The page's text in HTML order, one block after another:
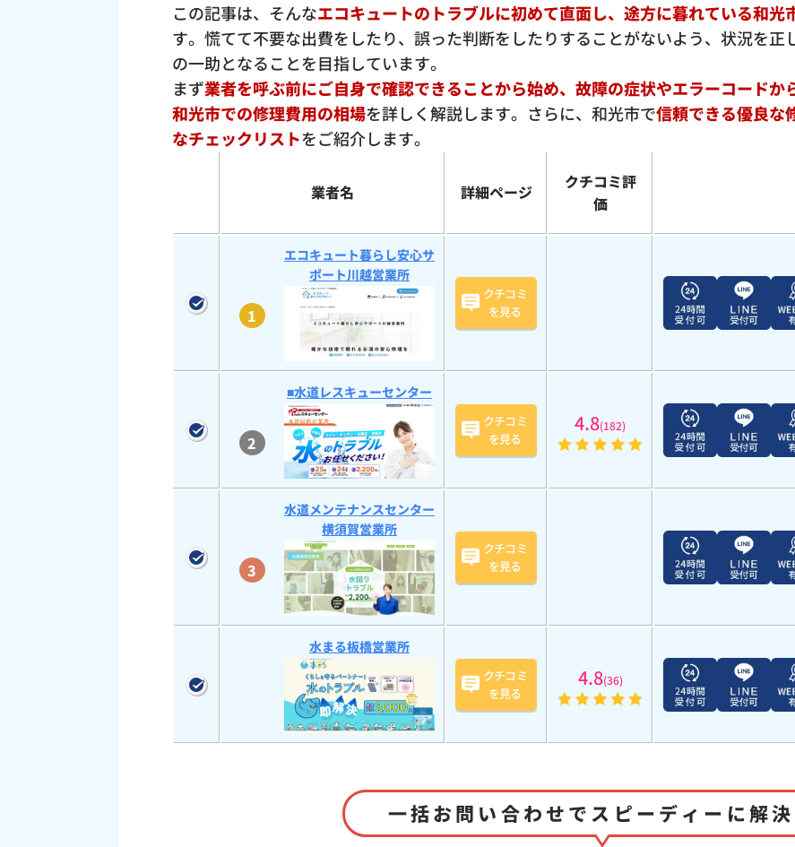
この記事は、そんなエコキュートのトラブルに初めて直面し、途方に暮れている和光
す。慌てて不要な出費をしたり、誤った判断をしたりすることがないよう、状況を正
の一助となることを目指しています。
まず業者を呼ぶ前にご自身で確認できることから始め、故障の症状やエラーコードか
和光市での修理費用の相場を詳しく解説します。さらに、和光市で信頼できる優良な
なチェックリストをご紹介します。
業者名 詳細ページ
クチコミ評
価
1
エコキュート暮らし安心サ
ポート川越営業所
クチコミ
を見る
2
■水道レスキューセンター
クチコミ
を見る
4.8(182)
3
水道メンテナンスセンター
横須賀営業所
クチコミ
を見る
水まる板橋営業所
クチコミ
を見る
4.8(36)
一括お問い合わせでスピーディーに解決